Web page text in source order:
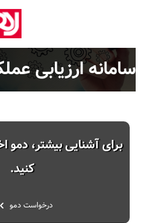
سامانه ارزیابی
برای آشنایی بیشتر،
کنید.
درخواست دمو